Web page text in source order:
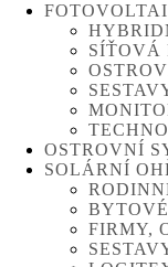
SÍŤOVÁ
OSTROVNÍ
SOLÁRNÍ
FIRMY,